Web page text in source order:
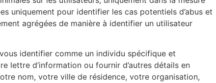
uniquement pour identifier les cas potentiels d’abus et
agrégées de manière à identifier un utilisateur
identifier comme un individu spécifique et
lettre d’information ou fournir d’autres détails en
nom, votre ville de résidence, votre organisation,